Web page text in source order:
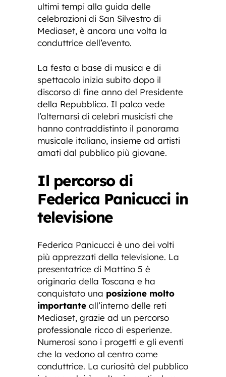
ultimi tempi alla guida delle
celebrazioni di San Silvestro di
Mediaset, è ancora una volta la
conduttrice dell’evento.
La festa a base di musica e di
spettacolo inizia subito dopo il
discorso di fine anno del Presidente
della Repubblica. Il palco vede
l’alternarsi di celebri musicisti che
hanno contraddistinto il panorama
musicale italiano, insieme ad artisti
amati dal pubblico più giovane.
Il percorso di
Federica Panicucci in
televisione
Federica Panicucci è uno dei volti
più apprezzati della televisione. La
presentatrice di Mattino 5 è
originaria della Toscana e ha
conquistato una posizione molto
importante all’interno delle reti
Mediaset, grazie ad un percorso
professionale ricco di esperienze.
Numerosi sono i progetti e gli eventi
che la vedono al centro come
conduttrice. La curiosità del pubblico